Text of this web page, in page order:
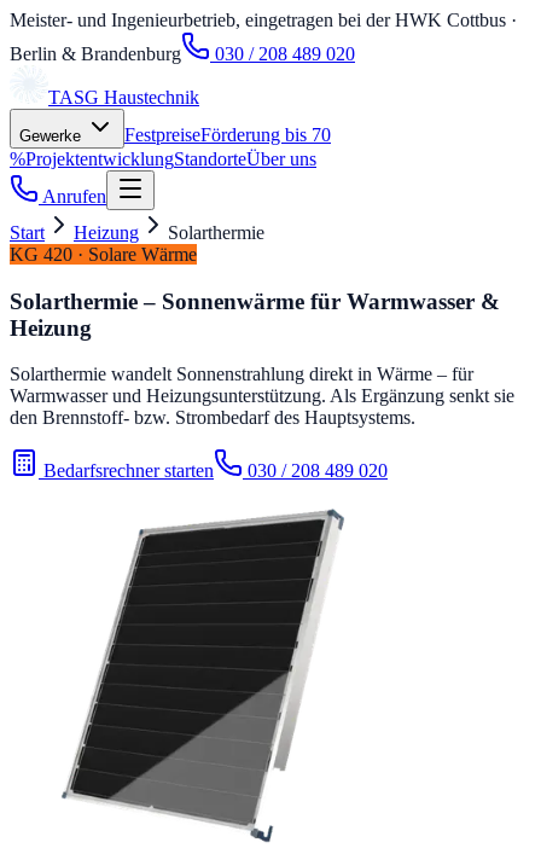
Meister- und Ingenieurbetrieb, eingetragen bei der HWK Cottbus ·
Berlin & Brandenburg
030 / 208 489 020
TASG Haustechnik
Gewerke FestpreiseFörderung bis 70
%ProjektentwicklungStandorteÜber uns
Anrufen
Start
Heizung
Solarthermie
KG 420 · Solare Wärme
Solarthermie – Sonnenwärme für Warmwasser &
Heizung
Solarthermie wandelt Sonnenstrahlung direkt in Wärme – für
Warmwasser und Heizungsunterstützung. Als Ergänzung senkt sie
den Brennstoff- bzw. Strombedarf des Hauptsystems.
Bedarfsrechner starten 030 / 208 489 020